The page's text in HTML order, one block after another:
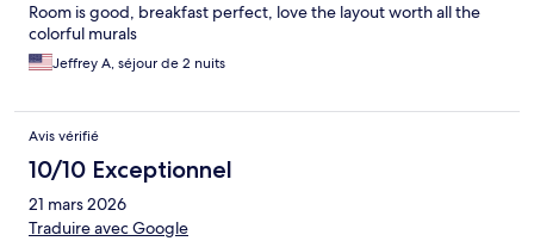
Room is good, breakfast perfect, love the layout worth all the
colorful murals
Jeffrey A, séjour de 2 nuits
Avis vérifié
10/10 Exceptionnel
21 mars 2026
Traduire avec Google